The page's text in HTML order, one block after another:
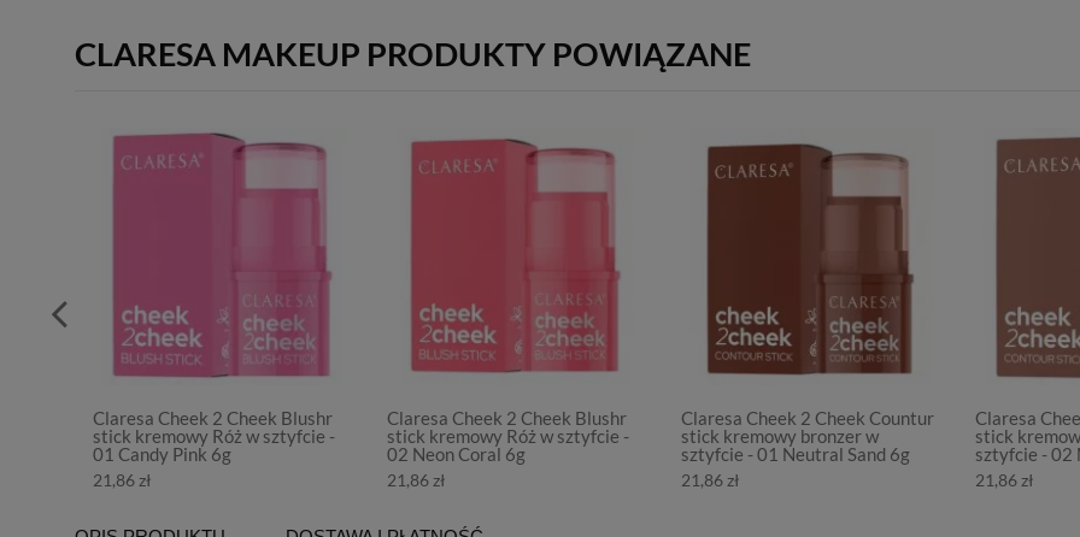
CLARESA MAKEUP PRODUKTY POWIĄZANE
Claresa Cheek 2 Cheek Blushr
stick kremowy Róż w sztyfcie -
01 Candy Pink 6g
21,86 zł
Claresa Cheek 2 Cheek Blushr
stick kremowy Róż w sztyfcie -
02 Neon Coral 6g
21,86 zł
Claresa Cheek 2 Cheek Countur
stick kremowy bronzer w
sztyfcie - 01 Neutral Sand 6g
21,86 zł
Claresa
stick
sztyfcie - 02
21,86 zł